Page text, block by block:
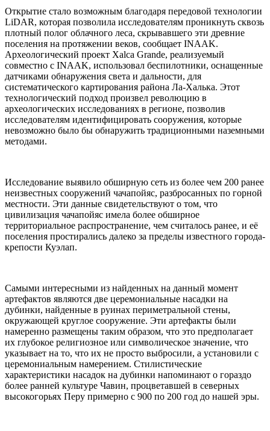
Открытие стало возможным благодаря передовой технологии
LiDAR, которая позволила исследователям проникнуть сквозь
плотный полог облачного леса, скрывавшего эти древние
поселения на протяжении веков, сообщает INAAK.
Археологический проект Xalca Grande, реализуемый
совместно с INAAK, использовал беспилотники, оснащенные
датчиками обнаружения света и дальности, для
систематического картирования района Ла-Халька. Этот
технологический подход произвел революцию в
археологических исследованиях в регионе, позволив
исследователям идентифицировать сооружения, которые
невозможно было бы обнаружить традиционными наземными
методами.
Исследование выявило обширную сеть из более чем 200 ранее
неизвестных сооружений чачапойяс, разбросанных по горной
местности. Эти данные свидетельствуют о том, что
цивилизация чачапойяс имела более обширное
территориальное распространение, чем считалось ранее, и её
поселения простирались далеко за пределы известного города-
крепости Куэлап.
Самыми интересными из найденных на данный момент
артефактов являются две церемониальные насадки на
дубинки, найденные в руинах периметральной стены,
окружающей круглое сооружение. Эти артефакты были
намеренно размещены таким образом, что это предполагает
их глубокое религиозное или символическое значение, что
указывает на то, что их не просто выбросили, а установили с
церемониальным намерением. Стилистические
характеристики насадок на дубинки напоминают о гораздо
более ранней культуре Чавин, процветавшей в северных
высокогорьях Перу примерно с 900 по 200 год до нашей эры.